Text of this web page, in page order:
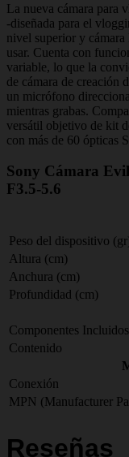
La nueva cámara para
-diseñada para el
nivel superior y
usar. Cuenta con
variable, lo que la
de cámara de creación
un micrófono
mientras grabas.
versátil objetivo de kit
con más de 60 ópticas
Sony Cámara
F3.5-5.6
Peso del dispositivo
Altura (cm)
Anchura (cm)
Profundidad (cm)
Componentes Incluidos
Contenido
Conexión
MPN (Manufacturer